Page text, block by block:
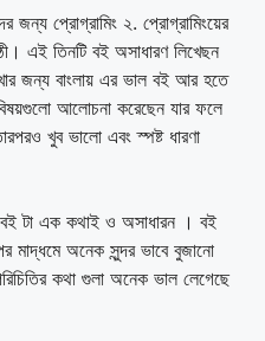
প্রোগ্রামিং ২. প্রোগ্রামিংয়ের
এই তিনটি বই অসাধারণ লিখেছন
জন্য বাংলায় এর ভাল বই আর হতে
আলোচনা করেছেন যার ফলে
খুব ভালো এবং স্পষ্ট ধারণা
টা এক কথাই ও অসাধারন । বই
মাদ্ধমে অনেক সুন্দর ভাবে বুজানো
কথা গুলা অনেক ভাল লেগেছে